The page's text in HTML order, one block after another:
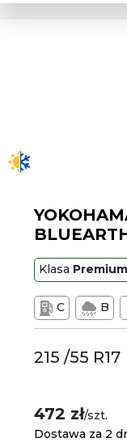
Klasa Premium
C B
215 /55 R17
472 zł/szt.
Dostawa za 2